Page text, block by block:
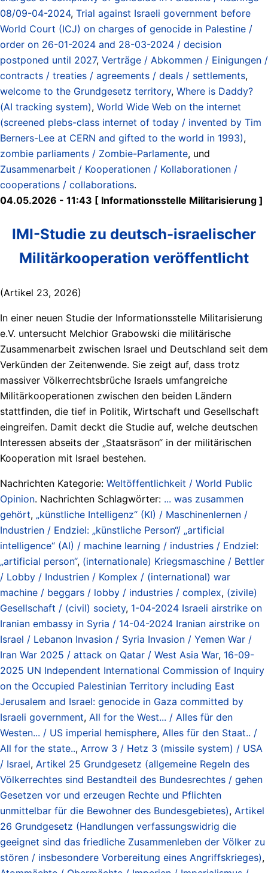
08/09-04-2024, Trial against Israeli government before
World Court (ICJ) on charges of genocide in Palestine /
order on 26-01-2024 and 28-03-2024 / decision
postponed until 2027, Verträge / Abkommen / Einigungen /
contracts / treaties / agreements / deals / settlements,
welcome to the Grundgesetz territory, Where is Daddy?
(AI tracking system), World Wide Web on the internet
(screened plebs-class internet of today / invented by Tim
Berners-Lee at CERN and gifted to the world in 1993),
zombie parliaments / Zombie-Parlamente, und
Zusammenarbeit / Kooperationen / Kollaborationen /
cooperations / collaborations.
04.05.2026 - 11:43 [ Informationsstelle Militarisierung ]
IMI-Studie zu deutsch-israelischer
Militärkooperation veröffentlicht
(Artikel 23, 2026)
In einer neuen Studie der Informationsstelle Militarisierung
e.V. untersucht Melchior Grabowski die militärische
Zusammenarbeit zwischen Israel und Deutschland seit dem
Verkünden der Zeitenwende. Sie zeigt auf, dass trotz
massiver Völkerrechtsbrüche Israels umfangreiche
Militärkooperationen zwischen den beiden Ländern
stattfinden, die tief in Politik, Wirtschaft und Gesellschaft
eingreifen. Damit deckt die Studie auf, welche deutschen
Interessen abseits der „Staatsräson“ in der militärischen
Kooperation mit Israel bestehen.
Nachrichten Kategorie: Weltöffentlichkeit / World Public
Opinion. Nachrichten Schlagwörter: ... was zusammen
gehört, „künstliche Intelligenz“ (KI) / Maschinenlernen /
Industrien / Endziel: „künstliche Person“/ „artificial
intelligence“ (AI) / machine learning / industries / Endziel:
„artificial person“, (internationale) Kriegsmaschine / Bettler
/ Lobby / Industrien / Komplex / (international) war
machine / beggars / lobby / industries / complex, (zivile)
Gesellschaft / (civil) society, 1-04-2024 Israeli airstrike on
Iranian embassy in Syria / 14-04-2024 Iranian airstrike on
Israel / Lebanon Invasion / Syria Invasion / Yemen War /
Iran War 2025 / attack on Qatar / West Asia War, 16-09-
2025 UN Independent International Commission of Inquiry
on the Occupied Palestinian Territory including East
Jerusalem and Israel: genocide in Gaza committed by
Israeli government, All for the West... / Alles für den
Westen... / US imperial hemisphere, Alles für den Staat.. /
All for the state.., Arrow 3 / Hetz 3 (missile system) / USA
/ Israel, Artikel 25 Grundgesetz (allgemeine Regeln des
Völkerrechtes sind Bestandteil des Bundesrechtes / gehen
Gesetzen vor und erzeugen Rechte und Pflichten
unmittelbar für die Bewohner des Bundesgebietes), Artikel
26 Grundgesetz (Handlungen verfassungswidrig die
geeignet sind das friedliche Zusammenleben der Völker zu
stören / insbesondere Vorbereitung eines Angriffskrieges),